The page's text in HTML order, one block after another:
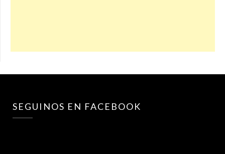
SEGUINOS EN FACEBOOK